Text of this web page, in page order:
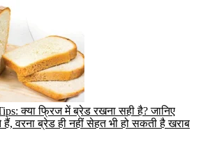
क्या फ्रिज में ब्रेड रखना सही है? जानिए
हैं, वरना ब्रेड ही नहीं सेहत भी हो सकती है खराब